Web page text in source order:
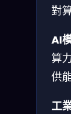
對
AI
算
供
工